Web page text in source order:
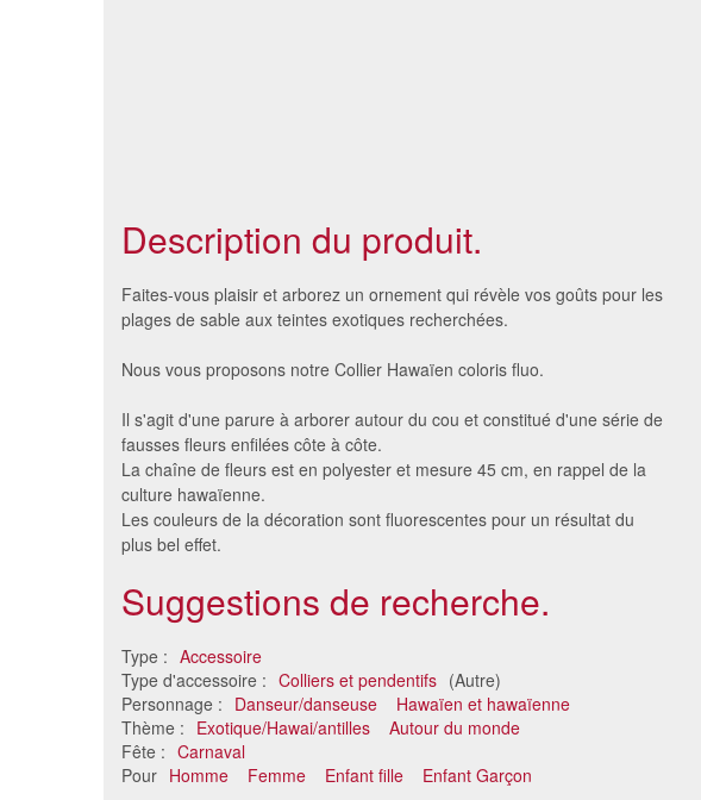
Description du produit.
Faites-vous plaisir et arborez un ornement qui révèle vos goûts pour les
plages de sable aux teintes exotiques recherchées.
Nous vous proposons notre Collier Hawaïen coloris fluo.
Il s'agit d'une parure à arborer autour du cou et constitué d'une série de
fausses fleurs enfilées côte à côte.
La chaîne de fleurs est en polyester et mesure 45 cm, en rappel de la
culture hawaïenne.
Les couleurs de la décoration sont fluorescentes pour un résultat du
plus bel effet.
Suggestions de recherche.
Type : Accessoire
Type d'accessoire : Colliers et pendentifs (Autre)
Personnage : Danseur/danseuse
Hawaïen et hawaïenne
Thème : Exotique/Hawai/antilles
Autour du monde
Fête : Carnaval
Pour Homme Femme Enfant fille Enfant Garçon
6 médailles gagnant et ruban
4.2 €